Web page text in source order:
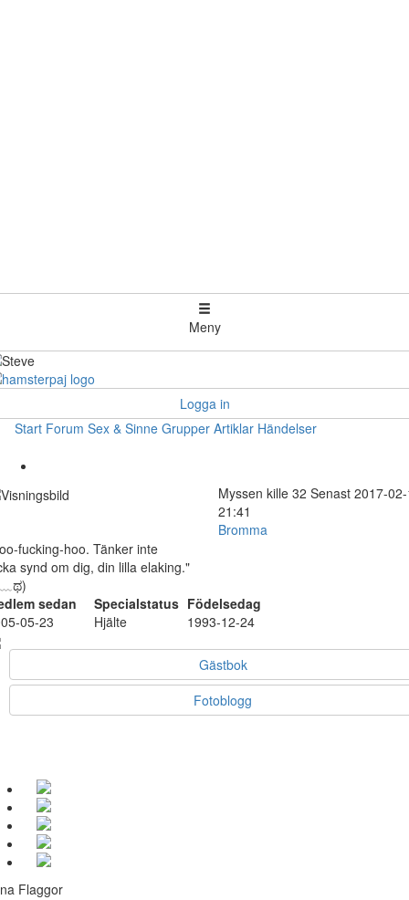
Meny
Logga in
Start Forum Sex & Sinne Grupper Artiklar Händelser
Myssen kille 32 Senast 2017-
21:41
Bromma
fucking-hoo. Tänker inte
synd om dig, din lilla elaking."
sedan
Specialstatus Födelsedag
05-23
Hjälte 1993-12-24
Gästbok
Fotoblogg
Flaggor